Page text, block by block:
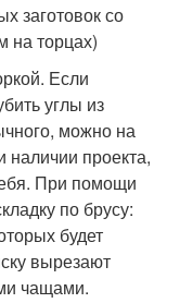
заготовок со
на торцах)
Если
углы из
можно на
наличии проекта,
При помощи
по брусу:
будет
вырезают
чащами.